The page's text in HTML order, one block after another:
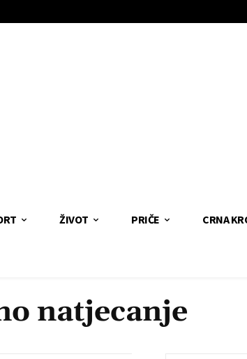
ŽIVOT PRIČE CRNA
natjecanje